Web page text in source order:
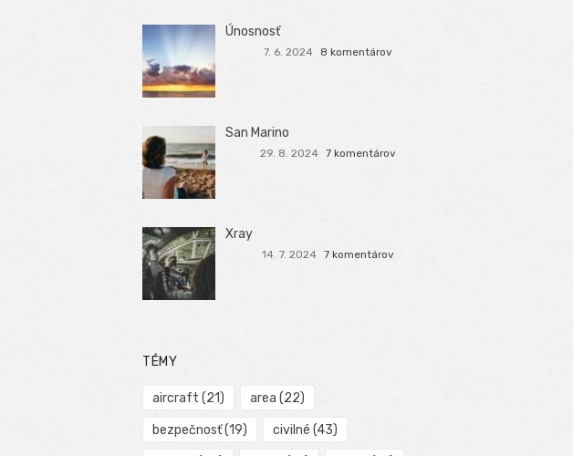
Únosnosť
7. 6. 2024 8 komentárov
San Marino
29. 8. 2024 7 komentárov
Xray
14. 7. 2024 7 komentárov
TÉMY
aircraft (21) area (22)
bezpečnosť(19) civilné (43)